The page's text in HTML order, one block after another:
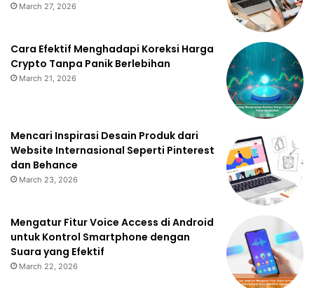
March 27, 2026
Cara Efektif Menghadapi Koreksi Harga
Crypto Tanpa Panik Berlebihan
March 21, 2026
Mencari Inspirasi Desain Produk dari
Website Internasional Seperti Pinterest
dan Behance
March 23, 2026
Mengatur Fitur Voice Access di Android
untuk Kontrol Smartphone dengan
Suara yang Efektif
March 22, 2026